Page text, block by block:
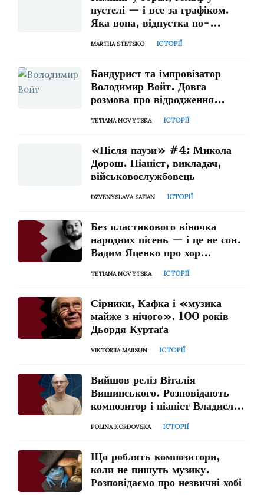
пустелі — і все за графіком.
Яка вона, відпустка по-
MARTHA STETSKO ІСТОРІЇ
Бандурист та імпровізатор
Володимир Войт. Довга
розмова про відродження
TETIANA NOVYTSKA ІСТОРІЇ
«Після паузи» #4: Микола
Дорош. Піаніст, викладач,
військовослужбовець
DZVENYSLAVA SAFIAN ІСТОРІЇ
Без пластикового віночка
народних пісень — і це не сон.
Вадим Яценко про хор
TETIANA NOVYTSKA ІСТОРІЇ
Сірники, Кафка і «музика
майже з нічого». 100 років
Дьордя Куртаґа
VIKTORIIA MAIISUN ІСТОРІЇ
Вийшов реліз Віталія
Вишинського. Розповідають
композитор і піаніст Владислав
POLINA KORDOVSKA ІСТОРІЇ
Що роблять композитори,
коли не пишуть музику.
Розповідаємо про незвичні хобі